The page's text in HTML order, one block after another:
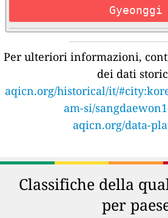
Gyeonggi
Per ulteriori informazioni,
dei dati
aqicn.org/historical/it/
am-si/
aqicn.org/data-
Classifiche della
per